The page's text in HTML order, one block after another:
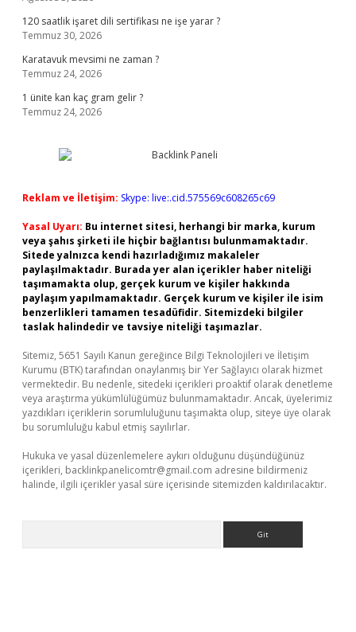
120 saatlik işaret dili sertifikası ne işe yarar ?
Temmuz 30, 2026
Karatavuk mevsimi ne zaman ?
Temmuz 24, 2026
1 ünite kan kaç gram gelir ?
Temmuz 24, 2026
Reklam ve İletişim: Skype: live:.cid.575569c608265c69
Yasal Uyarı: Bu internet sitesi, herhangi bir marka, kurum
veya şahıs şirketi ile hiçbir bağlantısı bulunmamaktadır.
Sitede yalnızca kendi hazırladığımız makaleler
paylaşılmaktadır. Burada yer alan içerikler haber niteliği
taşımamakta olup, gerçek kurum ve kişiler hakkında
paylaşım yapılmamaktadır. Gerçek kurum ve kişiler ile isim
benzerlikleri tamamen tesadüfidir. Sitemizdeki bilgiler
taslak halindedir ve tavsiye niteliği taşımazlar.
Sitemiz, 5651 Sayılı Kanun gereğince Bilgi Teknolojileri ve İletişim
Kurumu (BTK) tarafından onaylanmış bir Yer Sağlayıcı olarak hizmet
vermektedir. Bu nedenle, sitedeki içerikleri proaktif olarak denetleme
veya araştırma yükümlülüğümüz bulunmamaktadır. Ancak, üyelerimiz
yazdıkları içeriklerin sorumluluğunu taşımakta olup, siteye üye olarak
bu sorumluluğu kabul etmiş sayılırlar.
Hukuka ve yasal düzenlemelere aykırı olduğunu düşündüğünüz
içerikleri, backlinkpanelicomtr@gmail.com adresine bildirmeniz
halinde, ilgili içerikler yasal süre içerisinde sitemizden kaldırılacaktır.